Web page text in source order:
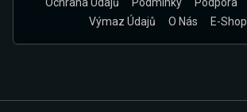
Výmaz Údajů
O Nás E-Shop